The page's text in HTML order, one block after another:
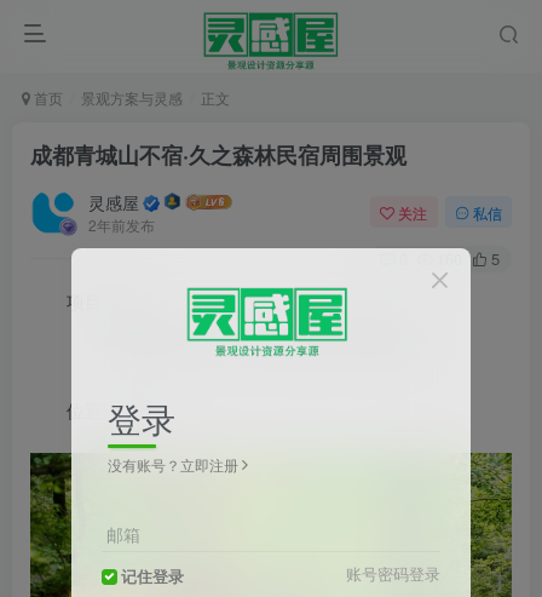
首页 景观方案与灵感 正文
成都青城山不宿·久之森林民宿周围景观
灵感屋
2年前发布
关注 私信
5
项目名称：
青城山不宿·久之森林民宿周围景观
位置 ：成都
登录
没有账号？立即注册
邮箱
记住登录 账号密码登录